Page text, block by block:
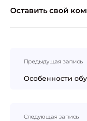
Оставить свой
записям
Предыдущая запись
Особенности
Следующая запись